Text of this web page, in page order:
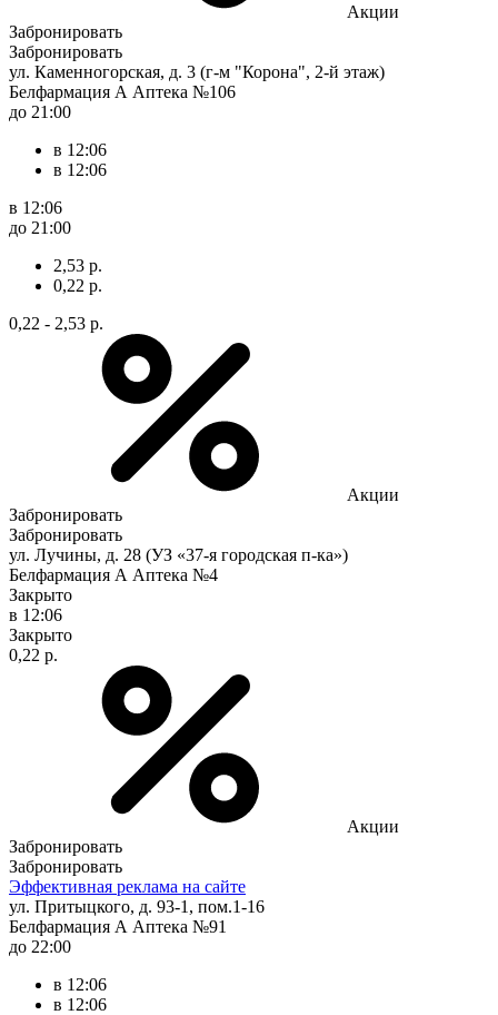
Акции
Забронировать
Забронировать
ул. Каменногорская, д. 3 (г-м "Корона", 2-й этаж)
Белфармация А Аптека №106
до 21:00
в 12:06
в 12:06
в 12:06
до 21:00
2,53 р.
0,22 р.
0,22 - 2,53 р.
Акции
Забронировать
Забронировать
ул. Лучины, д. 28 (УЗ «37-я городская п-ка»)
Белфармация А Аптека №4
Закрыто
в 12:06
Закрыто
0,22 р.
Акции
Забронировать
Забронировать
Эффективная реклама на сайте
ул. Притыцкого, д. 93-1, пом.1-16
Белфармация А Аптека №91
до 22:00
в 12:06
в 12:06